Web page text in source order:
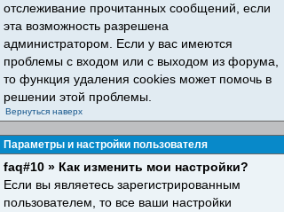
отслеживание прочитанных сообщений, если
эта возможность разрешена
администратором. Если у вас имеются
проблемы с входом или с выходом из форума,
то функция удаления cookies может помочь в
решении этой проблемы.
Вернуться наверх
Параметры и настройки пользователя
faq#10 » Как изменить мои настройки?
Если вы являетесь зарегистрированным
пользователем, то все ваши настройки